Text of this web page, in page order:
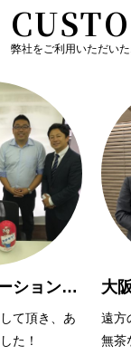
弊社をご利用いただい
大阪府豊中市中古マンション購入Y様
らず、また
に対応いた
何か
りま